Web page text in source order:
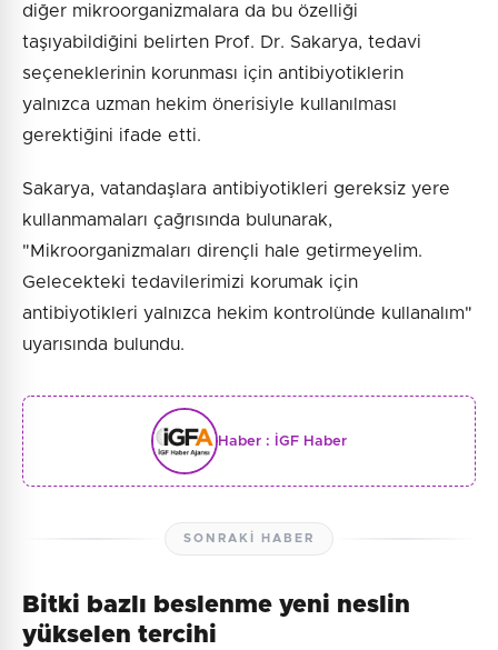
diğer mikroorganizmalara da bu özelliği
taşıyabildiğini belirten Prof. Dr. Sakarya, tedavi
seçeneklerinin korunması için antibiyotiklerin
yalnızca uzman hekim önerisiyle kullanılması
gerektiğini ifade etti.
Sakarya, vatandaşlara antibiyotikleri gereksiz yere
kullanmamaları çağrısında bulunarak,
"Mikroorganizmaları dirençli hale getirmeyelim.
Gelecekteki tedavilerimizi korumak için
antibiyotikleri yalnızca hekim kontrolünde kullanalım"
uyarısında bulundu.
Haber : İGF Haber
SONRAKI HABER
Bitki bazlı beslenme yeni neslin
yükselen tercihi